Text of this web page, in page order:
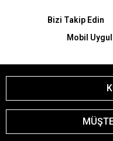
Bizi Takip Edin
Mobil